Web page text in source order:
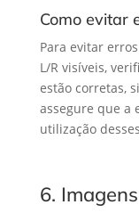
Como evitar
Para evitar
L/R visíveis,
estão corretas,
assegure que a
utilização
6.